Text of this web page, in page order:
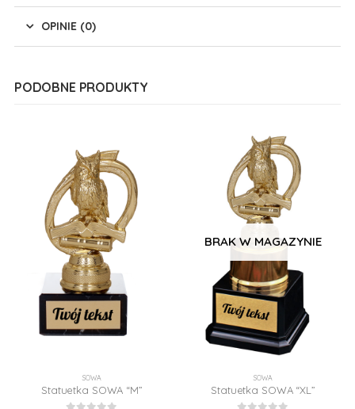
OPINIE (0)
PODOBNE PRODUKTY
SOWA
Statuetka SOWA “M”
BRAK W MAGAZYNIE
SOWA
Statuetka SOWA “XL”